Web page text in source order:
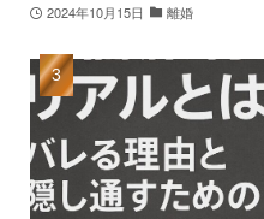
2024年10月15日 離婚